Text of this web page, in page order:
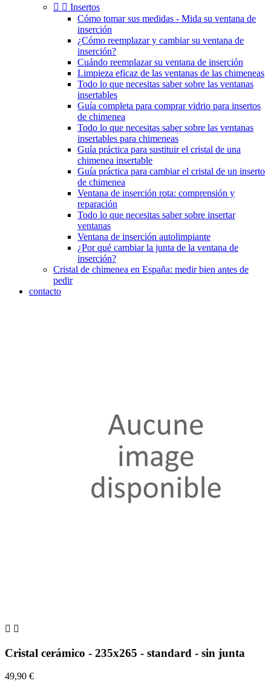
  Insertos
Cómo tomar sus medidas - Mida su ventana de
inserción
¿Cómo reemplazar y cambiar su ventana de
inserción?
Cuándo reemplazar su ventana de inserción
Limpieza eficaz de las ventanas de las chimeneas
Todo lo que necesitas saber sobre las ventanas
insertables
Guía completa para comprar vidrio para insertos
de chimenea
Todo lo que necesitas saber sobre las ventanas
insertables para chimeneas
Guía práctica para sustituir el cristal de una
chimenea insertable
Guía práctica para cambiar el cristal de un inserto
de chimenea
Ventana de inserción rota: comprensión y
reparación
Todo lo que necesitas saber sobre insertar
ventanas
Ventana de inserción autolimpiante
¿Por qué cambiar la junta de la ventana de
inserción?
Cristal de chimenea en España: medir bien antes de
pedir
contacto
 
Cristal cerámico - 235x265 - standard - sin junta
49,90 €